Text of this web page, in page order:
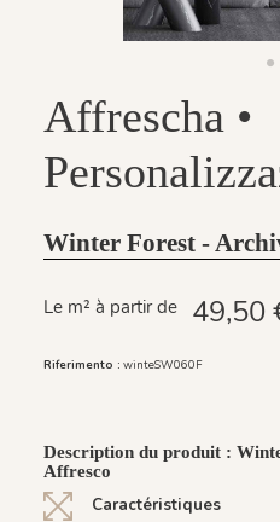
Affrescha •
Winter Forest -
49,50
Riferimento : winteSW060F
Description du produit :
Affresco
Caractéristiques